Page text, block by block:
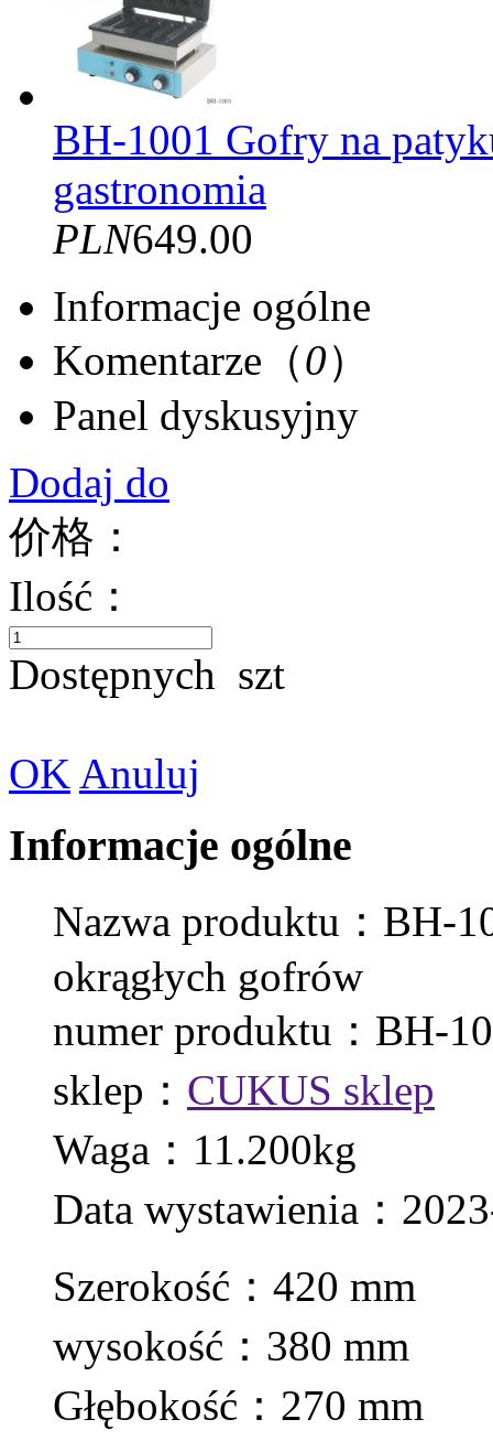
BH-1001 Gofry na
gastronomia
PLN649.00
Informacje ogólne
Komentarze（0）
Panel dyskusyjny
Dodaj do
价格：
Ilość：
Dostępnych szt
OK Anuluj
Informacje ogólne
Nazwa produktu：BH-
okrągłych gofrów
numer produktu：BH-
sklep： CUKUS sklep
Waga：11.200kg
Data wystawienia：
Szerokość：420 mm
wysokość：380 mm
Głębokość：270 mm